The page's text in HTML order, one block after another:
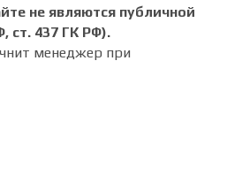
не являются публичной
cт. 437 ГК РФ).
менеджер при